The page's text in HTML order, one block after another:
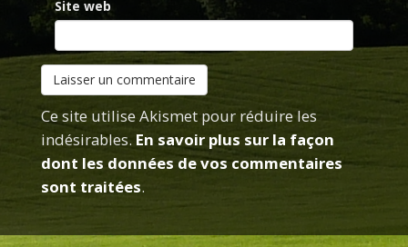
Site web
Ce site utilise Akismet pour réduire les
indésirables. En savoir plus sur la façon
dont les données de vos commentaires
sont traitées.